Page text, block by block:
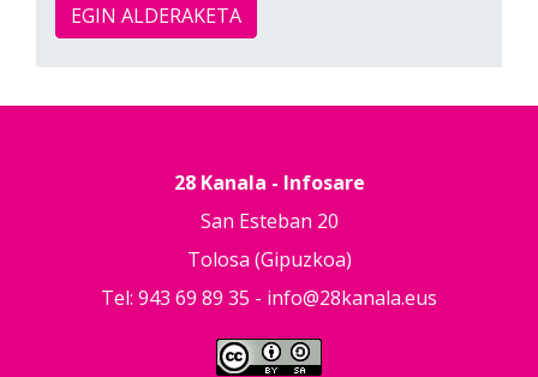
EGIN ALDERAKETA
28 Kanala - Infosare
San Esteban 20
Tolosa (Gipuzkoa)
Tel: 943 69 89 35 - info@28kanala.eus